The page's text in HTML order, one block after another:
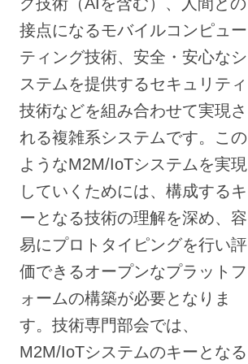
接点になるモバイルコンピュー
ティング技術、安全・安心なシ
ステムを提供するセキュリティ
技術などを組み合わせて実現さ
れる複雑系システムです。この
ようなM2M/IoTシステムを実現
していくためには、構成するキ
ーとなる技術の理解を深め、容
易にプロトタイピングを行い評
価できるオープンなプラットフ
ォームの構築が必要となりま
す。技術専門部会では、
M2M/IoTシステムのキーとなる